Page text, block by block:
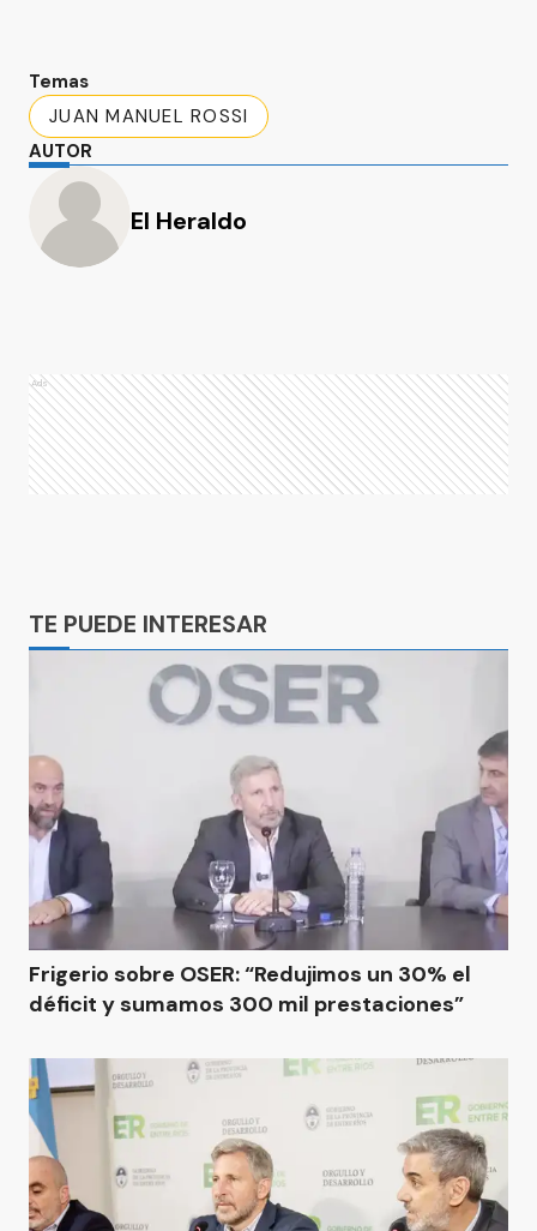
Temas
JUAN MANUEL ROSSI
AUTOR
El Heraldo
Ads
TE PUEDE INTERESAR
Frigerio sobre OSER: “Redujimos un 30% el
déficit y sumamos 300 mil prestaciones”